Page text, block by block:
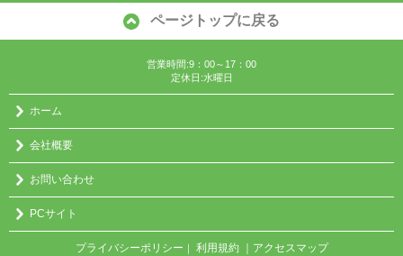
ページトップに戻る
営業時間:9：00～17：00
定休日:水曜日
ホーム
会社概要
お問い合わせ
PCサイト
プライバシーポリシー 利用規約 ｜アクセスマップ